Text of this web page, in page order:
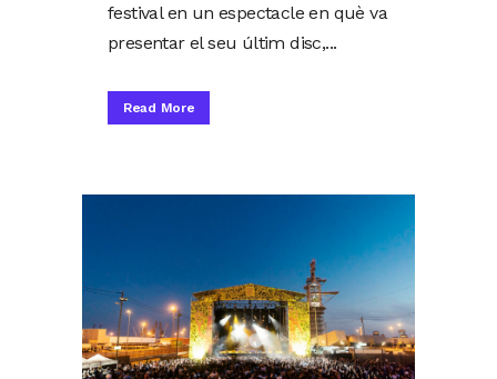
festival en un espectacle en què va
presentar el seu últim disc,...
Read More